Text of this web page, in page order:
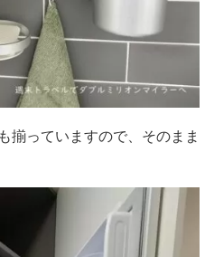
揃っていますので、そのまま